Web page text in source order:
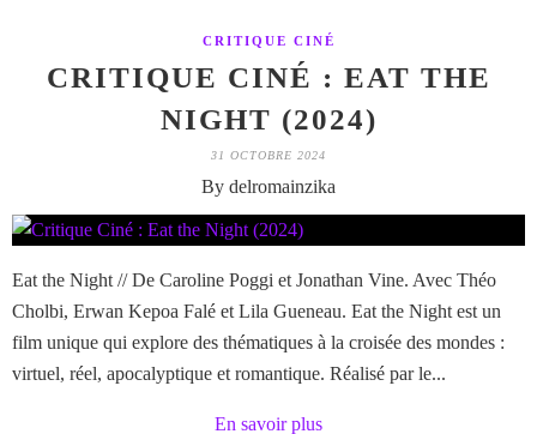
CRITIQUE CINÉ
CRITIQUE CINÉ : EAT THE
NIGHT (2024)
31 OCTOBRE 2024
By delromainzika
Eat the Night // De Caroline Poggi et Jonathan Vine. Avec Théo
Cholbi, Erwan Kepoa Falé et Lila Gueneau. Eat the Night est un
film unique qui explore des thématiques à la croisée des mondes :
virtuel, réel, apocalyptique et romantique. Réalisé par le...
En savoir plus